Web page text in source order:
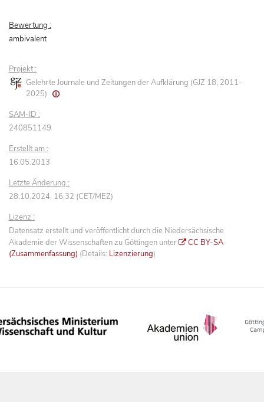
Bewertung :
ambivalent
Projekt :
Gelehrte Journale und Zeitungen der Aufklärung (GJZ 18, 2011-
2025)
SAM-ID :
240851149
Erstellt am :
16.05.2013
Letzte Änderung :
28.10.2024, 16:32 (CET/MEZ)
Lizenz :
Datensatz erstellt und veröffentlicht durch die Niedersächsische
Akademie der Wissenschaften zu Göttingen unter
CC BY-SA
(Zusammenfassung) (Details: Lizenzierung)